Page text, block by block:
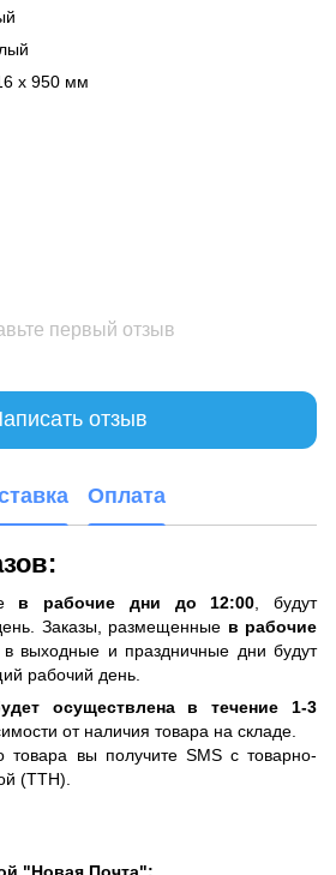
х 950 мм
первый отзыв
отзыв
Оплата
в рабочие дни до 12:00 , будут
Заказы, размещенные в рабочие
в выходные и праздничные дни будут
рабочий день.
осуществлена ​​в течение 1-3
от наличия товара на складе.
товара вы получите SMS с товарно-
(ТТН).
"Новая Почта":